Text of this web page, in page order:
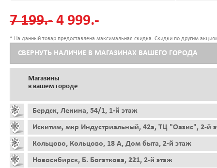
7 199.- 4 999.-
* На данный товар предоставлена максимальная скидка. Скидки по другим
СВЕРНУТЬ НАЛИЧИЕ В МАГАЗИНАХ ВАШЕГО ГОРОДА
Магазины
в вашем городе
Бердск, Ленина, 54/1, 1-й этаж
Искитим, мкр Индустриальный, 42а, ТЦ "Оазис", 2-й
Кольцово, Кольцово, 18 А, Дом быта, 2-й этаж
Новосибирск, Б. Богаткова, 221, 2-й этаж